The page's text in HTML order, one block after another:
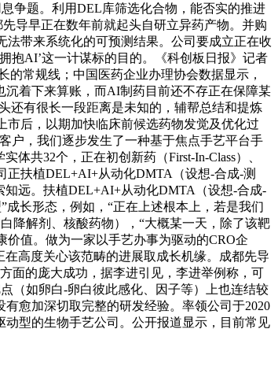
争题。利用DEL库筛选化合物，能否实的推进
导早正在数年前就起头自研立异药产物。并购
法带来系统化的可预测结果。公司要成立正在收
抱AI’这一计谋标的目的。《科创板日报》记者
常规线；中国医药企业办理协会数据显示，
着下来算账，而AI制药目前还不存正在保障某
还有很长一段距离是未知的，辅帮总结和提炼
后，以期加快临床前候选药物发觉及优化过
户，我们逐步发生了一种基于焦点手艺平台手
共32个，正在初创新药（First-In-Class）、
正扶植DEL+AI+从动化DMTA（设想-合成-测
远。扶植DEL+AI+从动化DMTA（设想-合成-
长形态，例如，“正在上述根本上，若是我们
降解剂、核酸药物），“大概某一天，除了该靶
值。做为一家以手艺办事为驱动的CRO企
高度关心该范畴的进展取成长机缘。成都先导
面的庞大成功，据李进引见，李进举例称，可
（如卵白-卵白彼此感化、因子等）上也连结较
愈加深切取完整的研发经验。率领公司于2020
型的生物手艺公司。‌公开报道显示，目前常见